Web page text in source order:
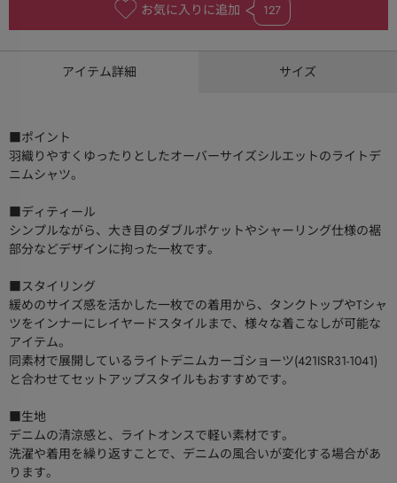
お気に入りに追加 127
アイテム詳細 サイズ
■ポイント
羽織りやすくゆったりとしたオーバーサイズシルエットのライトデ
ニムシャツ。
■ディティール
シンプルながら、大き目のダブルポケットやシャーリング仕様の裾
部分などデザインに拘った一枚です。
■スタイリング
緩めのサイズ感を活かした一枚での着用から、タンクトップやTシャ
ツをインナーにレイヤードスタイルまで、様々な着こなしが可能な
アイテム。
同素材で展開しているライトデニムカーゴショーツ(421ISR31-1041)
と合わせてセットアップスタイルもおすすめです。
■生地
デニムの清涼感と、ライトオンスで軽い素材です。
洗濯や着用を繰り返すことで、デニムの風合いが変化する場合があ
ります。